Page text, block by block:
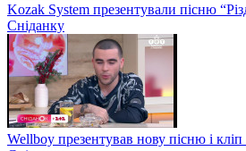
Kozak System презентували пісню
Сніданку
Wellboy презентував нову пісню і